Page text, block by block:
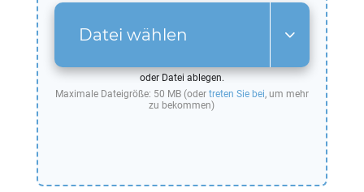
Datei wählen
oder Datei ablegen.
Maximale Dateigröße: 50 MB (oder treten Sie bei, um mehr
zu bekommen)